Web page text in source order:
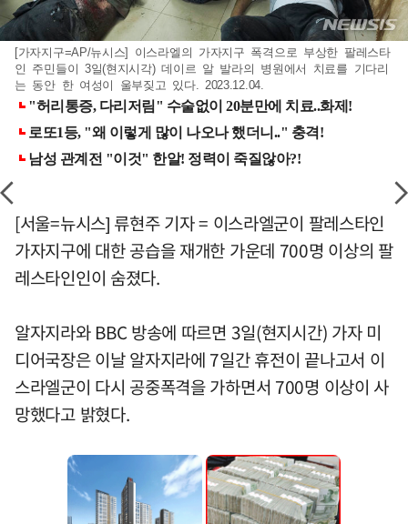
[가자지구=AP/뉴시스] 이스라엘의 가자지구 폭격으로 부상한 팔레스타
인 주민들이 3일(현지시각) 데이르 알 발라의 병원에서 치료를 기다리
는 동안 한 여성이 울부짖고 있다. 2023.12.04.
[서울=뉴시스] 류현주 기자 = 이스라엘군이 팔레스타인
가자지구에 대한 공습을 재개한 가운데 700명 이상의 팔
레스타인인이 숨졌다.
알자지라와 BBC 방송에 따르면 3일(현지시간) 가자 미
디어국장은 이날 알자지라에 7일간 휴전이 끝나고서 이
스라엘군이 다시 공중폭격을 가하면서 700명 이상이 사
망했다고 밝혔다.